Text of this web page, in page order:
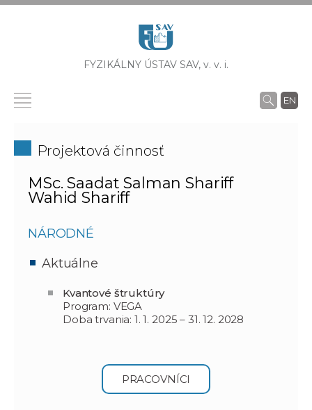
FYZIKÁLNY ÚSTAV SAV, v. v. i.
EN
Projektová činnosť
MSc. Saadat Salman Shariff
Wahid Shariff
NÁRODNÉ
Aktuálne
Kvantové štruktúry
Program: VEGA
Doba trvania: 1. 1. 2025 – 31. 12. 2028
PRACOVNÍCI